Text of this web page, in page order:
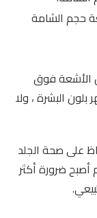
حجم الشامة
الأشعة فوق
البشرة ، ولا
على صحة الجلد
ضرورة أكثر